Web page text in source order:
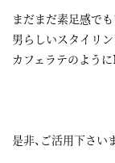
まだまだ素足感でも
男らしいスタイリ
カフェラテのよう
是非、ご活用下さいま